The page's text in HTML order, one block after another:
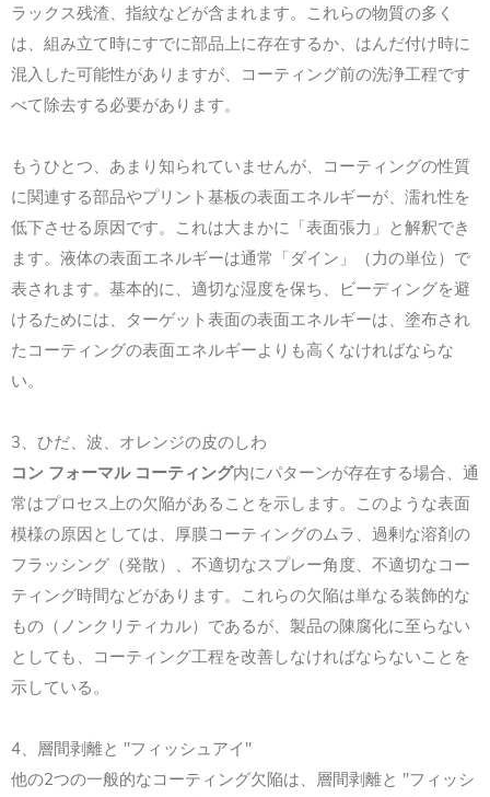
ラックス残渣、指紋などが含まれます。これらの物質の多く
は、組み立て時にすでに部品上に存在するか、はんだ付け時に
混入した可能性がありますが、コーティング前の洗浄工程です
べて除去する必要があります。
もうひとつ、あまり知られていませんが、コーティングの性質
に関連する部品やプリント基板の表面エネルギーが、濡れ性を
低下させる原因です。これは大まかに「表面張力」と解釈でき
ます。液体の表面エネルギーは通常「ダイン」（力の単位）で
表されます。基本的に、適切な湿度を保ち、ビーディングを避
けるためには、ターゲット表面の表面エネルギーは、塗布され
たコーティングの表面エネルギーよりも高くなければならな
い。
3、ひだ、波、オレンジの皮のしわ
コン フォーマル コーティング内にパターンが存在する場合、通
常はプロセス上の欠陥があることを示します。このような表面
模様の原因としては、厚膜コーティングのムラ、過剰な溶剤の
フラッシング（発散）、不適切なスプレー角度、不適切なコー
ティング時間などがあります。これらの欠陥は単なる装飾的な
もの（ノンクリティカル）であるが、製品の陳腐化に至らない
としても、コーティング工程を改善しなければならないことを
示している。
4、層間剥離と "フィッシュアイ"
他の2つの一般的なコーティング欠陥は、層間剥離と "フィッシ